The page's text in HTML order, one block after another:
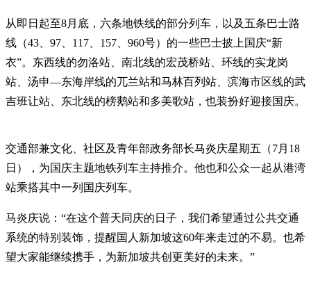
从即日起至8月底，六条地铁线的部分列车，以及五条巴士路
线（43、97、117、157、960号）的一些巴士披上国庆“新
衣”。东西线的勿洛站、南北线的宏茂桥站、环线的实龙岗
站、汤申—东海岸线的兀兰站和马林百列站、滨海市区线的武
吉班让站、东北线的榜鹅站和多美歌站，也装扮好迎接国庆。
交通部兼文化、社区及青年部政务部长马炎庆星期五（7月18
日），为国庆主题地铁列车主持推介。他也和公众一起从港湾
站乘搭其中一列国庆列车。
马炎庆说：“在这个普天同庆的日子，我们希望通过公共交通
系统的特别装饰，提醒国人新加坡这60年来走过的不易。也希
望大家能继续携手，为新加坡共创更美好的未来。”